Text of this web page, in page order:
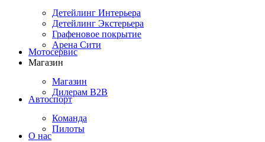
Детейлинг Интерьера
Детейлинг Экстерьера
Графеновое покрытие
Арена Сити
Мотосервис
Магазин
Магазин
Дилерам B2B
Автоспорт
Команда
Пилоты
О нас